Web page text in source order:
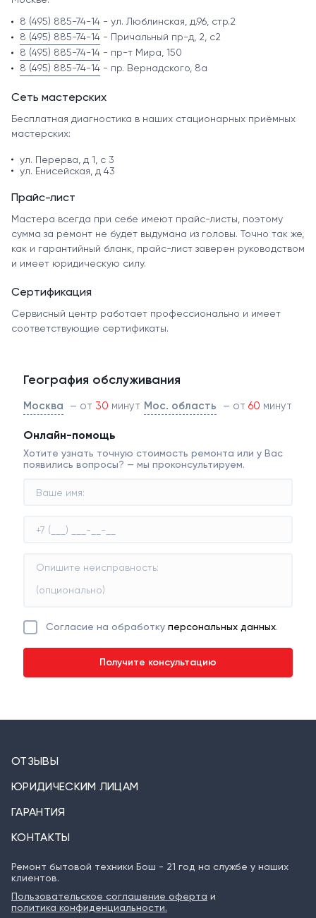
8 (495) 885-74-14 - ул. Люблинская, д.96, стр.2
8 (495) 885-74-14 - Причальный пр-д, 2, с2
8 (495) 885-74-14 - пр-т Мира, 150
8 (495) 885-74-14 - пр. Вернадского, 8а
Сеть мастерских
Бесплатная диагностика в наших стационарных приёмных
мастерских:
ул. Перерва, д 1, с 3
ул. Енисейская, д 43
Прайс-лист
Мастера всегда при себе имеют прайс-листы, поэтому
сумма за ремонт не будет выдумана из головы. Точно так же,
как и гарантийный бланк, прайс-лист заверен руководством
и имеет юридическую силу.
Сертификация
Сервисный центр работает профессионально и имеет
соответствующие сертификаты.
География обслуживания
Москва – от 30 минут Мос. область – от 60 минут
Онлайн-помощь
Хотите узнать точную стоимость ремонта или у Вас
появились вопросы? — мы проконсультируем.
Согласие на обработку персональных данных.
ОТЗЫВЫ
ЮРИДИЧЕСКИМ ЛИЦАМ
ГАРАНТИЯ
КОНТАКТЫ
Ремонт бытовой техники Бош - 21 год на службе у наших
клиентов.
Пользовательское соглашение оферта и
политика конфиденциальности.